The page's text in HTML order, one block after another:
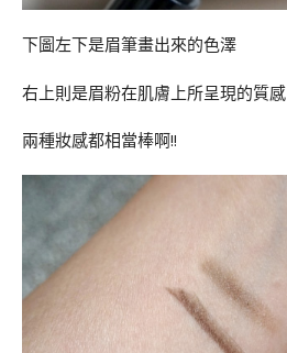
下圖左下是眉筆畫出來的色澤
右上則是眉粉在肌膚上所呈現的質感
兩種妝感都相當棒啊!!